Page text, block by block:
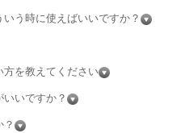
う時に使えばいいですか？
を教えてください
いですか？